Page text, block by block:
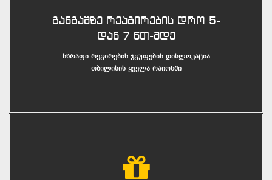
განგაშზე რეაგირების დრო 5-
დან 7 წთ-მდე
სწრაფი რეგირების ჯგუფების დისლოკაცია
თბილისის ყველა რაიონში